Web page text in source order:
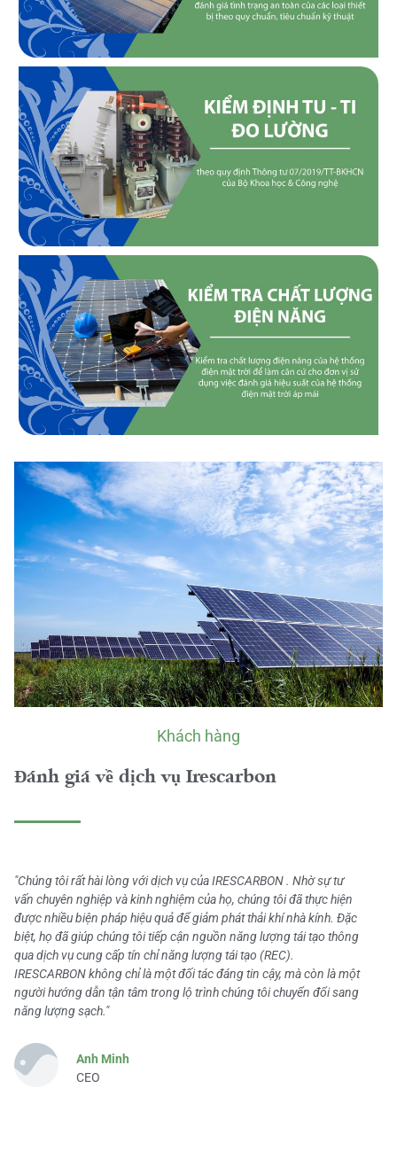
Khách hàng
Đánh giá về dịch vụ Irescarbon
"Chúng tôi rất hài lòng với dịch vụ của IRESCARBON . Nhờ sự tư
vấn chuyên nghiệp và kinh nghiệm của họ, chúng tôi đã thực hiện
được nhiều biện pháp hiệu quả để giảm phát thải khí nhà kính. Đặc
biệt, họ đã giúp chúng tôi tiếp cận nguồn năng lượng tái tạo thông
qua dịch vụ cung cấp tín chỉ năng lượng tái tạo (REC).
IRESCARBON không chỉ là một đối tác đáng tin cậy, mà còn là một
người hướng dẫn tận tâm trong lộ trình chúng tôi chuyển đổi sang
năng lượng sạch."
Anh Minh
CEO